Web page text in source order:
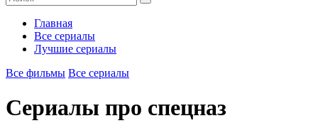
Главная
Все сериалы
Лучшие сериалы
Все фильмы Все сериалы
Сериалы про спецназ